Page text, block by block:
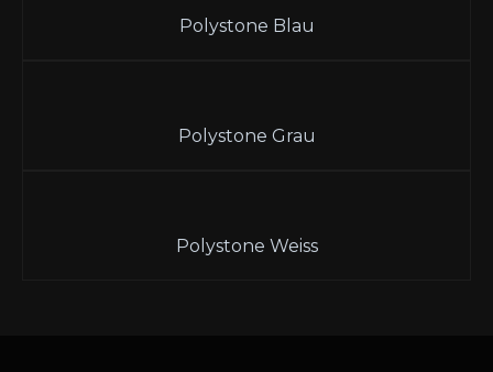
Polystone Blau
Polystone Grau
Polystone Weiss